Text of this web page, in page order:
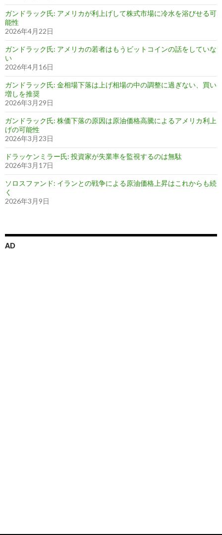
ガンドラック氏: アメリカが利上げして株式市場に冷水を浴びせる可
能性
2026年4月22日
ガンドラック氏: アメリカの若者はもうビットコインの話をしていな
い
2026年4月16日
ガンドラック氏: 金相場下落は上げ相場の中の調整に過ぎない、買い
増しを推奨
2026年3月29日
ガンドラック氏: 株価下落の原因は原油価格高騰によるアメリカ利上
げの可能性
2026年3月23日
ドラッケンミラー氏: 投資家が失業率を監視するのは無駄
2026年3月17日
ソロスファンド: イランとの戦争による原油価格上昇はこれからも続
く
2026年3月9日
AD